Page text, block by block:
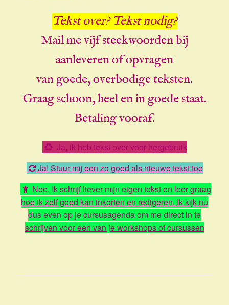
Tekst over? Tekst nodig?
Mail me vijf steekwoorden bij
aanleveren of opvragen
van goede, overbodige teksten.
Graag schoon, heel en in goede staat.
Betaling vooraf.
Ja, ik heb tekst over voor hergebruik
Ja! Stuur mij een zo goed als nieuwe tekst toe
Nee. Ik schrijf liever mijn eigen tekst en leer graag
hoe ik zelf goed kan inkorten en redigeren. Ik kijk nu
dus even op je cursusagenda om me direct in te
schrijven voor een van je workshops of cursussen